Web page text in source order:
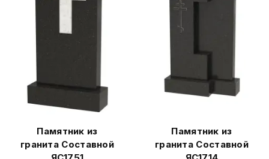
Памятник из
гранита Составной
Памятник из
гранита Составной